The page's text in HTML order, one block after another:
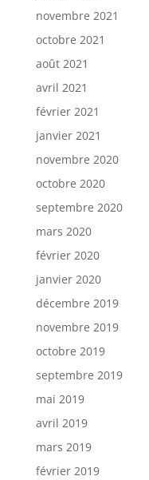
novembre 2021
octobre 2021
août 2021
avril 2021
février 2021
janvier 2021
novembre 2020
octobre 2020
septembre 2020
mars 2020
février 2020
janvier 2020
décembre 2019
novembre 2019
octobre 2019
septembre 2019
mai 2019
avril 2019
mars 2019
février 2019